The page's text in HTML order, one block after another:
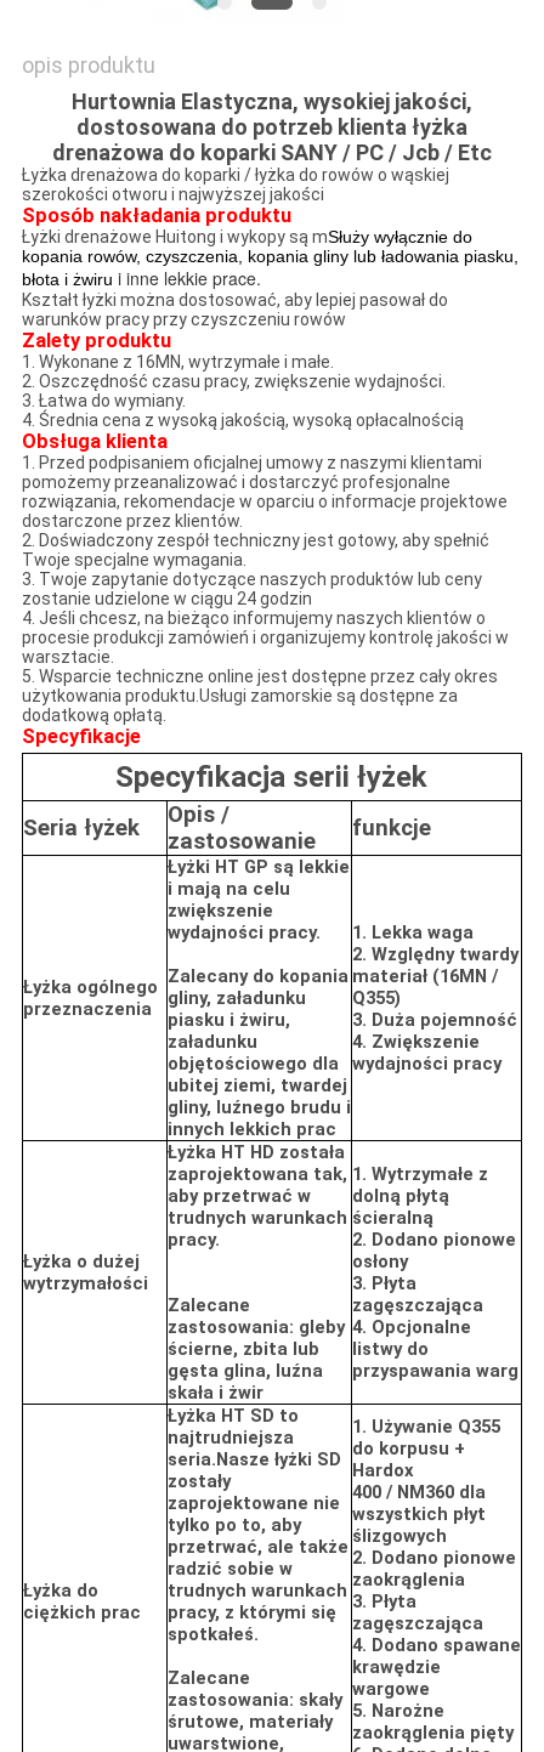
opis produktu
Hurtownia Elastyczna, wysokiej jakości,
dostosowana do potrzeb klienta łyżka
drenażowa do koparki SANY / PC / Jcb / Etc
Łyżka drenażowa do koparki / łyżka do rowów o wąskiej
szerokości otworu i najwyższej jakości
Sposób nakładania produktu
Łyżki drenażowe Huitong i wykopy są mSłuży wyłącznie do
kopania rowów, czyszczenia, kopania gliny lub ładowania piasku,
błota i żwiru i inne lekkie prace.
Kształt łyżki można dostosować, aby lepiej pasował do
warunków pracy przy czyszczeniu rowów
Zalety produktu
1. Wykonane z 16MN, wytrzymałe i małe.
2. Oszczędność czasu pracy, zwiększenie wydajności.
3. Łatwa do wymiany.
4. Średnia cena z wysoką jakością, wysoką opłacalnością
Obsługa klienta
1. Przed podpisaniem oficjalnej umowy z naszymi klientami
pomożemy przeanalizować i dostarczyć profesjonalne
rozwiązania, rekomendacje w oparciu o informacje projektowe
dostarczone przez klientów.
2. Doświadczony zespół techniczny jest gotowy, aby spełnić
Twoje specjalne wymagania.
3. Twoje zapytanie dotyczące naszych produktów lub ceny
zostanie udzielone w ciągu 24 godzin
4. Jeśli chcesz, na bieżąco informujemy naszych klientów o
procesie produkcji zamówień i organizujemy kontrolę jakości w
warsztacie.
5. Wsparcie techniczne online jest dostępne przez cały okres
użytkowania produktu.Usługi zamorskie są dostępne za
dodatkową opłatą.
Specyfikacje
Specyfikacja serii łyżek
Seria łyżek
Opis /
zastosowanie
funkcje
Łyżka ogólnego
przeznaczenia
Łyżki HT GP są lekkie
i mają na celu
zwiększenie
wydajności pracy.
Zalecany do kopania
gliny, załadunku
piasku i żwiru,
załadunku
objętościowego dla
ubitej ziemi, twardej
gliny, luźnego brudu i
innych lekkich prac
1. Lekka waga
2. Względny twardy
materiał (16MN /
Q355)
3. Duża pojemność
4. Zwiększenie
wydajności pracy
Łyżka o dużej
wytrzymałości
Łyżka HT HD została
zaprojektowana tak,
aby przetrwać w
trudnych warunkach
pracy.
Zalecane
zastosowania: gleby
ścierne, zbita lub
gęsta glina, luźna
skała i żwir
1. Wytrzymałe z
dolną płytą
ścieralną
2. Dodano pionowe
osłony
3. Płyta
zagęszczająca
4. Opcjonalne
listwy do
przyspawania warg
Łyżka do
ciężkich prac
Łyżka HT SD to
najtrudniejsza
seria.Nasze łyżki SD
zostały
zaprojektowane nie
tylko po to, aby
przetrwać, ale także
radzić sobie w
trudnych warunkach
pracy, z którymi się
spotkałeś.
Zalecane
zastosowania: skały
śrutowe, materiały
uwarstwione,
1. Używanie Q355
do korpusu +
Hardox
400 / NM360 dla
wszystkich płyt
ślizgowych
2. Dodano pionowe
zaokrąglenia
3. Płyta
zagęszczająca
4. Dodano spawane
krawędzie
wargowe
5. Narożne
zaokrąglenia pięty